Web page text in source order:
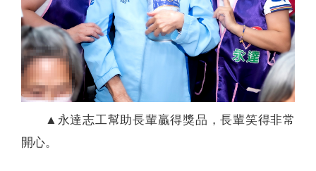
▲永達志工幫助長輩贏得獎品，長輩笑得非常
開心。